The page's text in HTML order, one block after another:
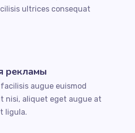
ultrices consequat
рекламы
augue euismod
nisi, aliquet eget augue at
ligula.